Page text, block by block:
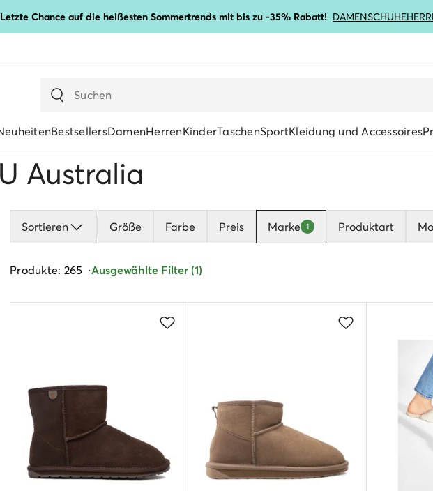
Letzte Chance auf die heißesten Sommertrends mit bis zu -35% Rabatt! DAMENSCHUHE
BestsellersDamenHerrenKinderTaschenSportKleidung und Accessoires
Australia
Sortieren Größe Farbe Preis Marke 1 Produktart
Produkte: 265 Ausgewählte Filter (1)